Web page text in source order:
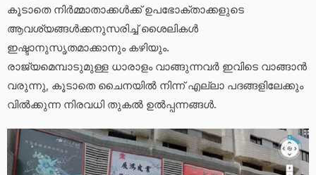
കൂടാതെ നിർമ്മാതാക്കൾക്ക് ഉപഭോക്താക്കളുടെ
ആവശ്യങ്ങൾക്കനുസരിച്ച് ശൈലികൾ
ഇഷ്ടാനുസൃതമാക്കാനും കഴിയും.
രാജ്യമെമ്പാടുമുള്ള ധാരാളം വാങ്ങുന്നവർ ഇവിടെ വാങ്ങാൻ
വരുന്നു, കൂടാതെ ചൈനയിൽ നിന്ന് എല്ലാ പദങ്ങളിലേക്കും
വിൽക്കുന്ന നിരവധി തുകൽ ഉൽപ്പന്നങ്ങൾ.